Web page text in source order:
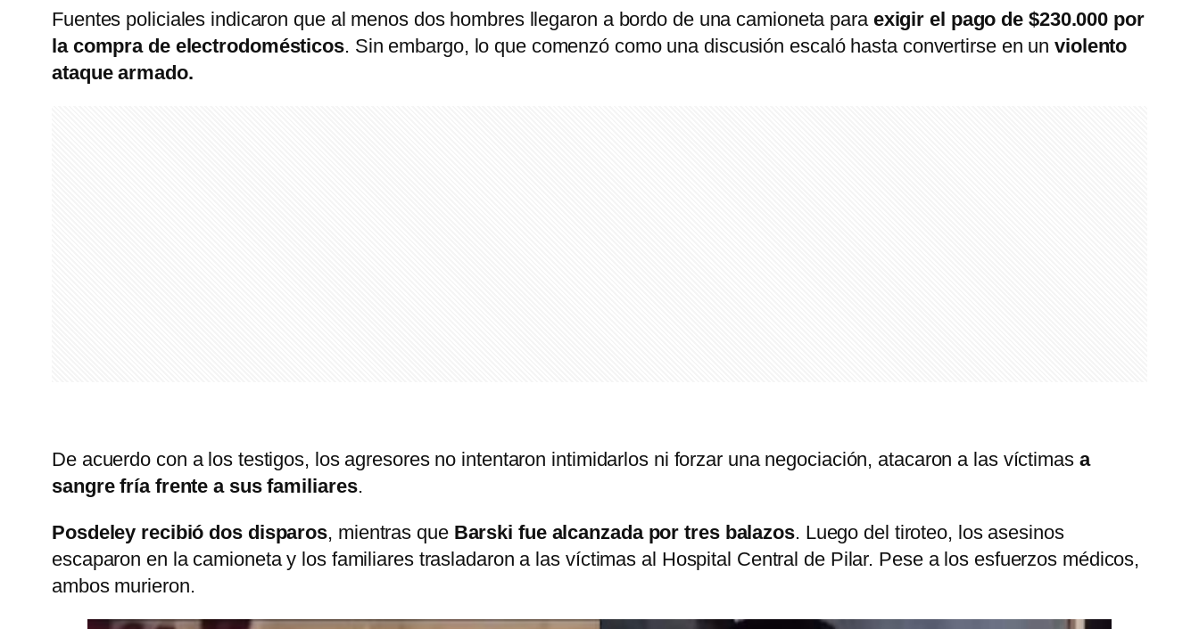
Fuentes policiales indicaron que al menos dos hombres llegaron a bordo de una camioneta para exigir el pago de $230.000 por
la compra de electrodomésticos. Sin embargo, lo que comenzó como una discusión escaló hasta convertirse en un violento
ataque armado.
De acuerdo con a los testigos, los agresores no intentaron intimidarlos ni forzar una negociación, atacaron a las víctimas a
sangre fría frente a sus familiares.
Posdeley recibió dos disparos, mientras que Barski fue alcanzada por tres balazos. Luego del tiroteo, los asesinos
escaparon en la camioneta y los familiares trasladaron a las víctimas al Hospital Central de Pilar. Pese a los esfuerzos médicos,
ambos murieron.